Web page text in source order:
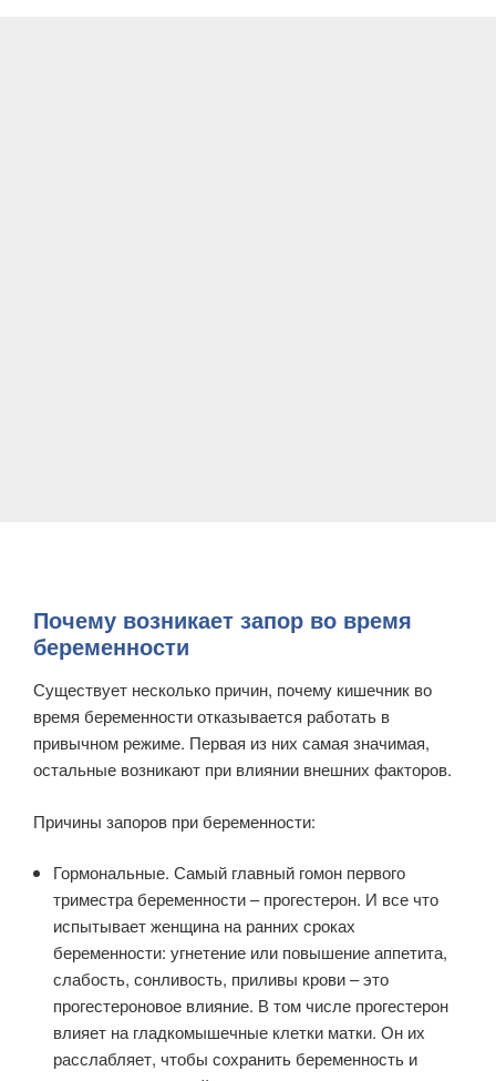
Почему возникает запор во время
беременности
Существует несколько причин, почему кишечник во
время беременности отказывается работать в
привычном режиме. Первая из них самая значимая,
остальные возникают при влиянии внешних факторов.
Причины запоров при беременности:
Гормональные. Самый главный гомон первого
триместра беременности – прогестерон. И все что
испытывает женщина на ранних сроках
беременности: угнетение или повышение аппетита,
слабость, сонливость, приливы крови – это
прогестероновое влияние. В том числе прогестерон
влияет на гладкомышечные клетки матки. Он их
расслабляет, чтобы сохранить беременность и